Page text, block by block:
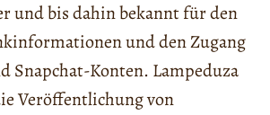
und bis dahin bekannt für den
und den Zugang
Snapchat-Konten. Lampeduza
Veröffentlichung von